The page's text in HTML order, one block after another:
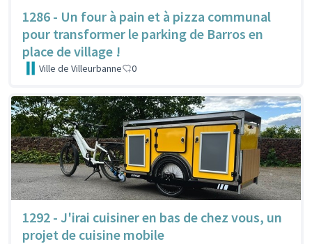
1286 - Un four à pain et à pizza communal
pour transformer le parking de Barros en
place de village !
Ville de Villeurbanne 0
1292 - J'irai cuisiner en bas de chez vous, un
projet de cuisine mobile